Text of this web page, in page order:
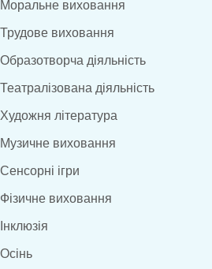
Моральне виховання
Трудове виховання
Образотворча діяльність
Театралізована діяльність
Художня література
Музичне виховання
Сенсорні ігри
Фізичне виховання
Інклюзія
Осінь